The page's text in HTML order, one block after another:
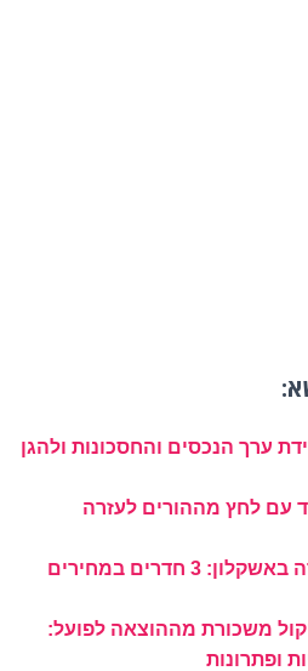
ערך הנכסים והחסכונות ולהגן
עם לחץ מההורים לעזרה
דירות חדשות למכירה באשקלון: 3 חדרים במחירים
משכורת מההוצאה לפועל:
ופתרונות